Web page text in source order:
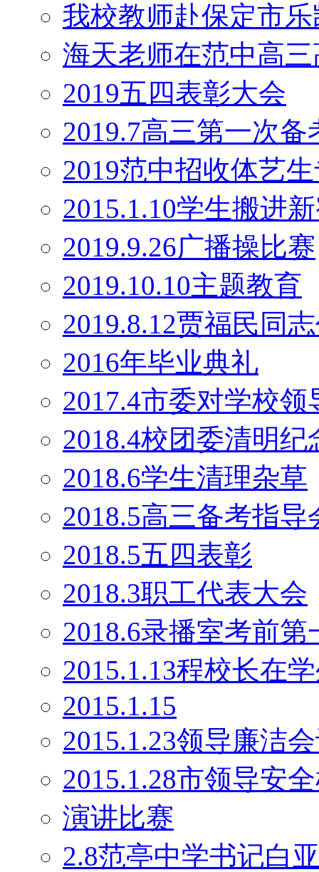
我校教师赴保定市
海天老师在范中高
2019五四表彰大会
2019.7高三第一次备
2019范中招收体艺
2015.1.10学生搬进
2019.9.26广播操比赛
2019.10.10主题教育
2019.8.12贾福民同
2016年毕业典礼
2017.4市委对学校
2018.4校团委清明纪
2018.6学生清理杂草
2018.5高三备考指导
2018.5五四表彰
2018.3职工代表大会
2018.6录播室考前第
2015.1.13程校长在
2015.1.15
2015.1.23领导廉洁
2015.1.28市领导安
演讲比赛
2.8范亭中学书记白